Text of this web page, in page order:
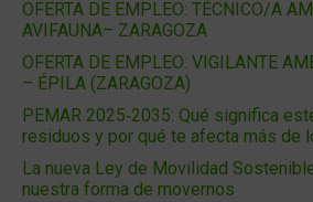
OFERTA DE EMPLEO: TÉCNICO/A
AVIFAUNA– ZARAGOZA
OFERTA DE EMPLEO: VIGILANTE
– ÉPILA (ZARAGOZA)
PEMAR 2025‑2035: Qué significa
residuos y por qué te afecta más de
La nueva Ley de Movilidad
nuestra forma de movernos